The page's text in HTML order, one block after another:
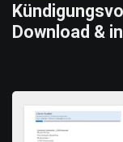
Download &